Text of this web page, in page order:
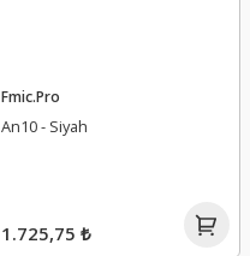
Fmic.Pro
An10 - Siyah
1.725,75 ₺